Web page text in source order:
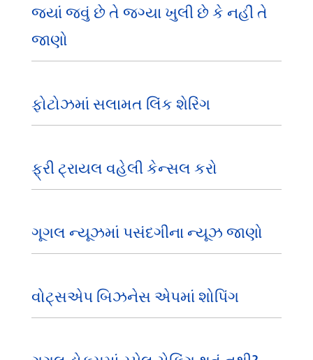
જ્યાં જવું છે તે જગ્યા ખુલી છે કે નહીં તે
જાણો
ફોટોઝમાં સલામત લિંક શેરિંગ
ફ્રી ટ્રાયલ વહેલી કેન્સલ કરો
ગૂગલ ન્યૂઝમાં પસંદગીના ન્યૂઝ જાણો
વોટ્સએપ બિઝનેસ એપમાં શોપિંગ